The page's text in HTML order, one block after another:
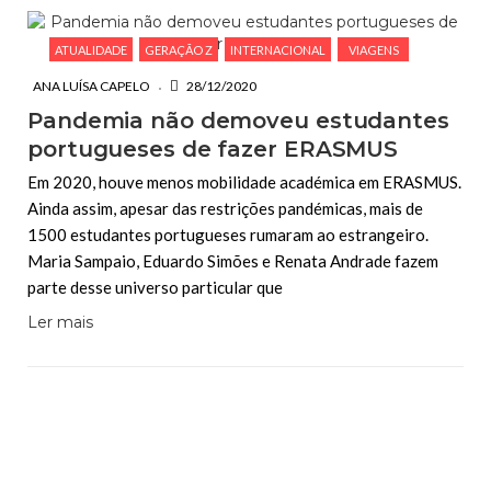
ATUALIDADE GERAÇÃO Z INTERNACIONAL VIAGENS
ANA LUÍSA CAPELO 28/12/2020
Pandemia não demoveu estudantes
portugueses de fazer ERASMUS
Em 2020, houve menos mobilidade académica em ERASMUS.
Ainda assim, apesar das restrições pandémicas, mais de
1500 estudantes portugueses rumaram ao estrangeiro.
Maria Sampaio, Eduardo Simões e Renata Andrade fazem
parte desse universo particular que
Ler mais